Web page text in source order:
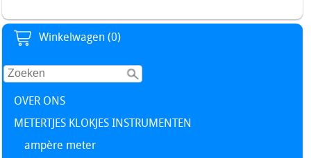
Winkelwagen (0)
OVER ONS
METERTJES KLOKJES INSTRUMENTEN
ampère meter